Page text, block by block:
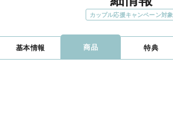
カップル応援キャンペーン対象
基本情報 商品 特典